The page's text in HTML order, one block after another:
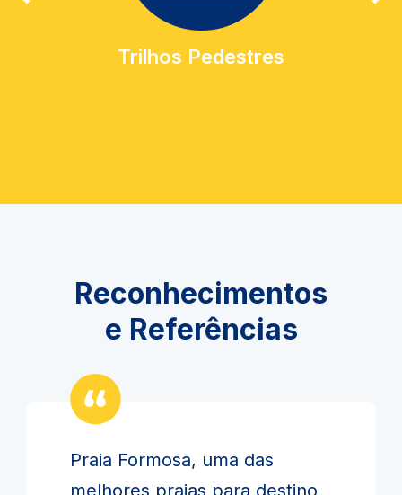
Trilhos Pedestres
Reconhecimentos
e Referências
Praia Formosa, uma das
melhores praias para destino